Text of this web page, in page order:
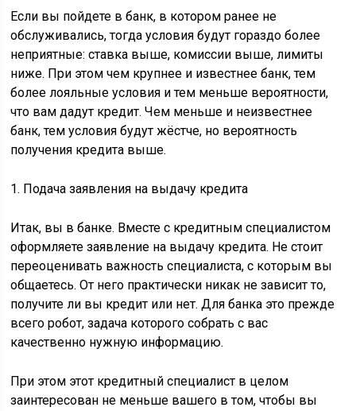
Если вы пойдете в банк, в котором ранее не
обслуживались, тогда условия будут гораздо более
неприятные: ставка выше, комиссии выше, лимиты
ниже. При этом чем крупнее и известнее банк, тем
более лояльные условия и тем меньше вероятности,
что вам дадут кредит. Чем меньше и неизвестнее
банк, тем условия будут жёстче, но вероятность
получения кредита выше.
1. Подача заявления на выдачу кредита
Итак, вы в банке. Вместе с кредитным специалистом
оформляете заявление на выдачу кредита. Не стоит
переоценивать важность специалиста, с которым вы
общаетесь. От него практически никак не зависит то,
получите ли вы кредит или нет. Для банка это прежде
всего робот, задача которого собрать с вас
качественно нужную информацию.
При этом этот кредитный специалист в целом
заинтересован не меньше вашего в том, чтобы вы